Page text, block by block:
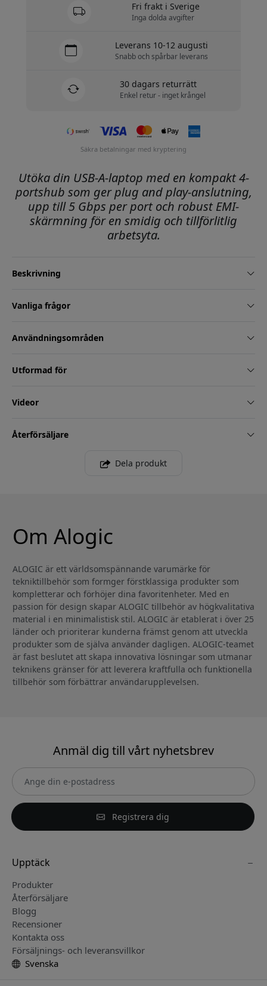
Fri frakt i Sverige
Inga dolda avgifter
Leverans 10-12 augusti
Snabb och spårbar leverans
30 dagars returrätt
Enkel retur - inget krångel
Säkra betalningar med kryptering
Utöka din USB-A-laptop med en kompakt 4-
portshub som ger plug and play-anslutning,
upp till 5 Gbps per port och robust EMI-
skärmning för en smidig och tillförlitlig
arbetsyta.
Beskrivning
Vanliga frågor
Användningsområden
Utformad för
Videor
Återförsäljare
Dela produkt
Om Alogic
ALOGIC är ett världsomspännande varumärke för
tekniktillbehör som formger förstklassiga produkter som
kompletterar och förhöjer dina favoritenheter. Med en
passion för design skapar ALOGIC tillbehör av högkvalitativa
material i en minimalistisk stil. ALOGIC är etablerat i över 25
länder och prioriterar kunderna främst genom att utveckla
produkter som de själva använder dagligen. ALOGIC-teamet
är fast beslutet att skapa innovativa lösningar som utmanar
teknikens gränser för att leverera kraftfulla och funktionella
tillbehör som förbättrar användarupplevelsen.
Anmäl dig till vårt nyhetsbrev
Registrera dig
Upptäck
Produkter
Återförsäljare
Blogg
Recensioner
Kontakta oss
Försäljnings- och leveransvillkor
Svenska